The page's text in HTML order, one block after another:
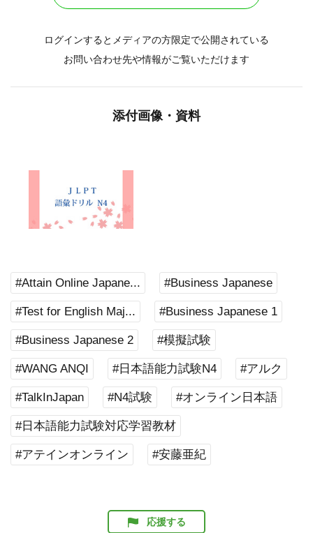
ログインするとメディアの方限定で公開されている
お問い合わせ先や情報がご覧いただけます
添付画像・資料
#Attain Online Japane... #Business Japanese
#Test for English Maj... #Business Japanese 1
#Business Japanese 2 #模擬試験
#WANG ANQI #日本語能力試験N4 #アルク
#TalkInJapan #N4試験 #オンライン日本語
#日本語能力試験対応学習教材
#アテインオンライン #安藤亜紀
応援する